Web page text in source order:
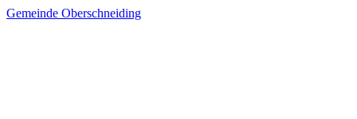
Skip
Gemeinde Oberschneiding